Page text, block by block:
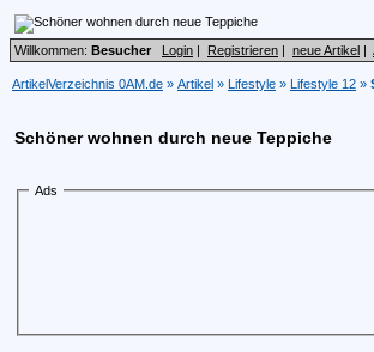
Willkommen: Besucher Login | Registrieren | neue Artikel |
ArtikelVerzeichnis 0AM.de » Artikel » Lifestyle » Lifestyle 12 »
Schöner wohnen durch neue Teppiche
Ads